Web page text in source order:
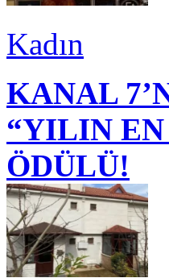
Kadın
KANAL
“YILIN
ÖDÜLÜ!